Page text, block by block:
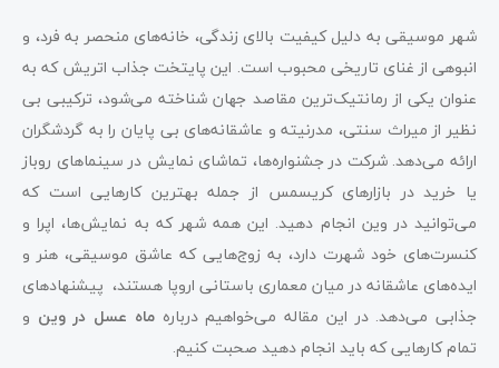
شهر موسیقی به دلیل کیفیت بالای زندگی، خانه‌های منحصر به‌ فرد، و
انبوهی از غنای تاریخی محبوب است. این پایتخت جذاب اتریش که به
عنوان یکی از رمانتیک‌ترین مقاصد جهان شناخته می‌شود، ترکیبی بی
نظیر از میراث سنتی، مدرنیته و عاشقانه‌های بی پایان را به گردشگران
ارائه می‌دهد. شرکت در جشنواره‌ها، تماشای نمایش در سینماهای روباز
یا خرید در بازارهای کریسمس از جمله بهترین کارهایی است که
می‌توانید در وین انجام دهید. این همه شهر که به نمایش‌ها، اپرا و
کنسرت‌های خود شهرت دارد، به زوج‌هایی که عاشق موسیقی، هنر و
ایده‌های عاشقانه در میان معماری باستانی اروپا هستند، پیشنهادهای
جذابی می‌دهد. در این مقاله می‌خواهیم دربارهماه عسل در وین و
تمام کارهایی که باید انجام دهید صحبت کنیم.